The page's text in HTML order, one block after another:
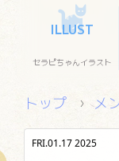
ILLUST
セラピちゃんイラスト
トップ メ
FRI.01.17 2025